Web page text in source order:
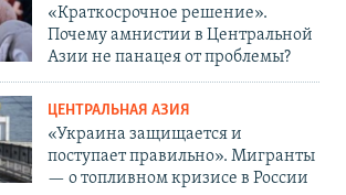
«Краткосрочное решение».
Почему амнистии в Центральной
Азии не панацея от проблемы?
ЦЕНТРАЛЬНАЯ АЗИЯ
«Украина защищается и
поступает правильно». Мигранты
— о топливном кризисе в России